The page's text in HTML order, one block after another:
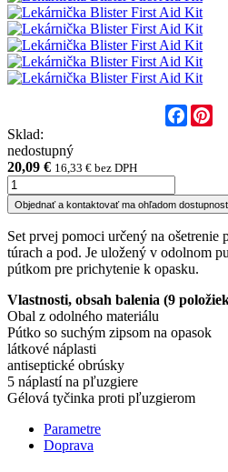
Sklad:
nedostupný
20,09 € 16,33 € bez DPH
Objednať a kontaktovať ma ohľadom
Set prvej pomoci určený na
túrach a pod. Je uložený v odolnom
pútkom pre prichytenie k opasku.
Vlastnosti, obsah balenia (9
Obal z odolného materiálu
Pútko so suchým zipsom na opasok
látkové náplasti
antiseptické obrúsky
5 náplastí na pľuzgiere
Gélová tyčinka proti pľuzgierom
Parametre
Doprava